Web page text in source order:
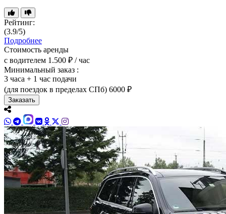
Рейтинг:
(3.9/5)
Подробнее
Стоимость аренды
с водителем 1.500 ₽ / час
Минимальный заказ :
3 часа + 1 час подачи
(для поездок в пределах СПб) 6000 ₽
Заказать